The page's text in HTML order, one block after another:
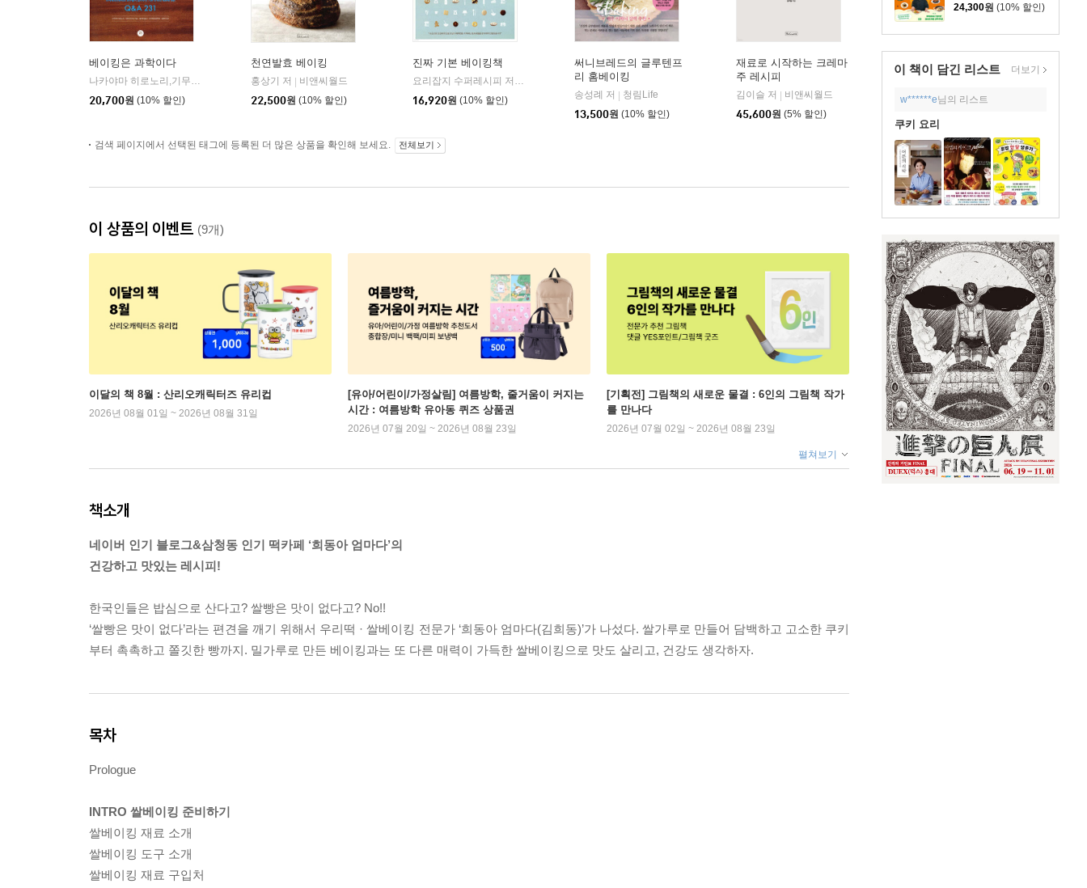
24,300원 (10% 할인)
이 책이 담긴 리스트 더보기
w******e님의 리스트
쿠키 요리
베이킹은 과학이다
나카야마 히로노리,기무라 마키코 저/황세정 역/임태언 감수 |
20,700원 (10% 할인)
천연발효 베이킹
홍상기 저
비앤씨월드
22,500원 (10% 할인)
진짜 기본 베이킹책
요리잡지 수퍼레시피 저
| 레시피팩토리(단행)
16,920원 (10% 할인)
써니브레드의 글루텐프
리 홈베이킹
송성례 저
청림Life
13,500원 (10% 할인)
재료로 시작하는 크레마
주 레시피
김이슬 저
비앤씨월드
45,600원 (5% 할인)
검색 페이지에서 선택된 태그에 등록된 더 많은 상품을 확인해 보세요. 전체보기
이 상품의 이벤트 (9개)
이달의 책 8월 : 산리오캐릭터즈 유리컵
2026년 08월 01일 ~ 2026년 08월 31일
[유아/어린이/가정살림] 여름방학, 줄거움이 커지는
시간 : 여름방학 유아동 퀴즈 상품권
2026년 07월 20일 ~ 2026년 08월 23일
[기획전] 그림책의 새로운 물결 : 6인의 그림책 작가
를 만나다
2026년 07월 02일 ~ 2026년 08월 23일
펼쳐보기
책소개
네이버 인기 블로그&삼청동 인기 떡카페 ‘희동아 엄마다’의
건강하고 맛있는 레시피!
한국인들은 밥심으로 산다고? 쌀빵은 맛이 없다고? No!!
‘쌀빵은 맛이 없다’라는 편견을 깨기 위해서 우리떡 · 쌀베이킹 전문가 ‘희동아 엄마다(김희동)’가 나섰다. 쌀가루로 만들어 담백하고 고소한 쿠키
부터 촉촉하고 쫄깃한 빵까지. 밀가루로 만든 베이킹과는 또 다른 매력이 가득한 쌀베이킹으로 맛도 살리고, 건강도 생각하자.
목차
Prologue
INTRO 쌀베이킹 준비하기
쌀베이킹 재료 소개
쌀베이킹 도구 소개
쌀베이킹 재료 구입처